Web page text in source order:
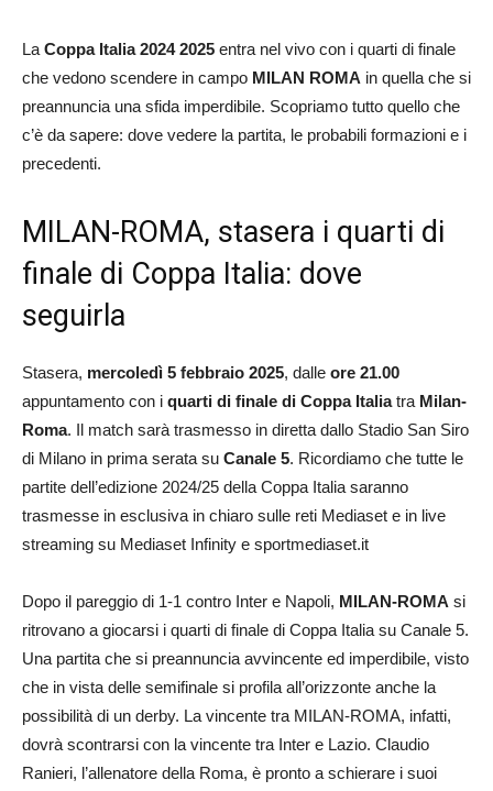
La Coppa Italia 2024 2025 entra nel vivo con i quarti di finale
che vedono scendere in campo MILAN ROMA in quella che si
preannuncia una sfida imperdibile. Scopriamo tutto quello che
c’è da sapere: dove vedere la partita, le probabili formazioni e i
precedenti.
MILAN-ROMA, stasera i quarti di
finale di Coppa Italia: dove
seguirla
Stasera, mercoledì 5 febbraio 2025, dalle ore 21.00
appuntamento con i quarti di finale di Coppa Italiatra Milan-
Roma. Il match sarà trasmesso in diretta dallo Stadio San Siro
di Milano in prima serata su Canale 5. Ricordiamo che tutte le
partite dell’edizione 2024/25 della Coppa Italia saranno
trasmesse in esclusiva in chiaro sulle reti Mediaset e in live
streaming su Mediaset Infinity e sportmediaset.it
Dopo il pareggio di 1-1 contro Inter e Napoli, MILAN-ROMA si
ritrovano a giocarsi i quarti di finale di Coppa Italia su Canale 5.
Una partita che si preannuncia avvincente ed imperdibile, visto
che in vista delle semifinale si profila all’orizzonte anche la
possibilità di un derby. La vincente tra MILAN-ROMA, infatti,
dovrà scontrarsi con la vincente tra Inter e Lazio. Claudio
Ranieri, l’allenatore della Roma, è pronto a schierare i suoi